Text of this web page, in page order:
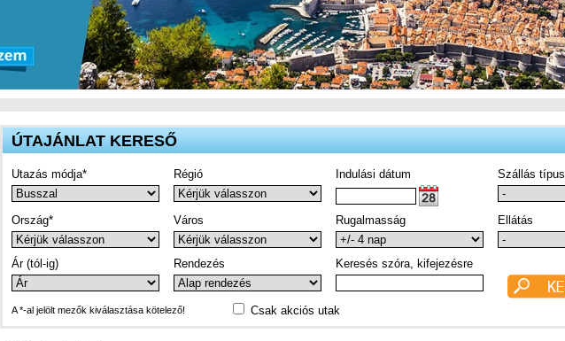
ÚTAJÁNLAT KERESŐ
Utazás módja* Régió Indulási dátum Szállás
Ország* Város Rugalmasság Ellátás
Ár (tól-ig) Rendezés Keresés szóra, kifejezésre
A *-al jelölt mezők kiválasztása kötelező! Csak akciós utak